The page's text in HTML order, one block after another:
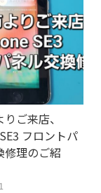
ご来店、
フロントパ
修理のご紹